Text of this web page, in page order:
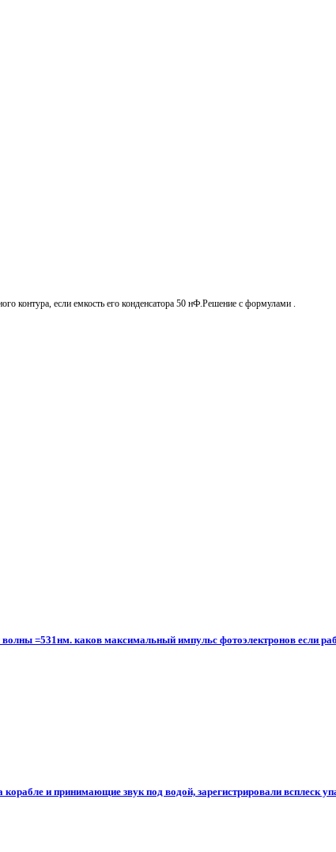
контура, если емкость его конденсатора 50 нФ.Решение с формулами .​
=531нм. каков максимальный импульс фотоэлектронов если
и принимающие звук под водой, зарегистрировали всплеск